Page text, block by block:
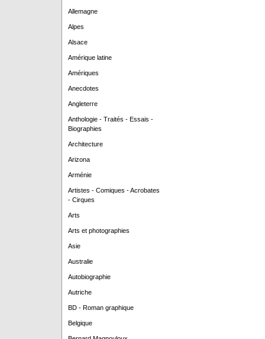
Allemagne
Alpes
Alsace
Amérique latine
Amériques
Anecdotes
Angleterre
Anthologie - Traités - Essais -
Biographies
Architecture
Arizona
Arménie
Artistes - Comiques - Acrobates
- Cirques
Arts
Arts et photographies
Asie
Australie
Autobiographie
Autriche
BD - Roman graphique
Belgique